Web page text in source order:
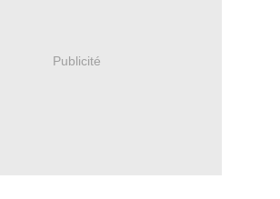
Publicité